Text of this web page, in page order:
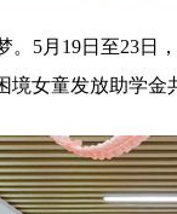
5月 19日至23日
境女童发放助学金